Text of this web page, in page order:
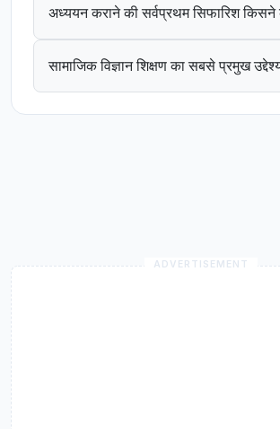
अध्ययन कराने की सर्वप्रथम सिफारिश किसने
सामाजिक विज्ञान शिक्षण का सबसे प्रमुख